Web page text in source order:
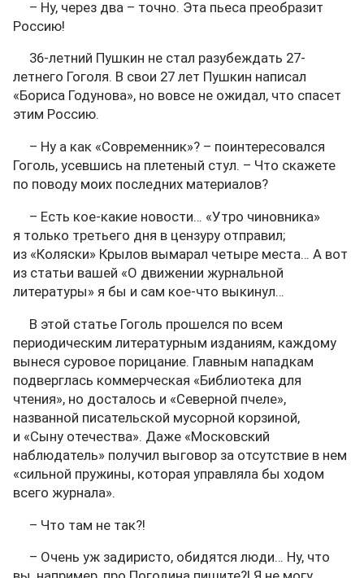
– Ну, через два – точно. Эта пьеса преобразит
Россию!
36-летний Пушкин не стал разубеждать 27-
летнего Гоголя. В свои 27 лет Пушкин написал
«Бориса Годунова», но вовсе не ожидал, что спасет
этим Россию.
– Ну а как «Современник»? – поинтересовался
Гоголь, усевшись на плетеный стул. – Что скажете
по поводу моих последних материалов?
– Есть кое-какие новости… «Утро чиновника»
я только третьего дня в цензуру отправил;
из «Коляски» Крылов вымарал четыре места… А вот
из статьи вашей «О движении журнальной
литературы» я бы и сам кое-что выкинул…
В этой статье Гоголь прошелся по всем
периодическим литературным изданиям, каждому
вынеся суровое порицание. Главным нападкам
подверглась коммерческая «Библиотека для
чтения», но досталось и «Северной пчеле»,
названной писательской мусорной корзиной,
и «Сыну отечества». Даже «Московский
наблюдатель» получил выговор за отсутствие в нем
«сильной пружины, которая управляла бы ходом
всего журнала».
– Что там не так?!
– Очень уж задиристо, обидятся люди… Ну, что